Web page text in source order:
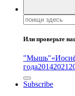
Поиск:
Или проверьте
"Мышь"
года20142021
Subscribe